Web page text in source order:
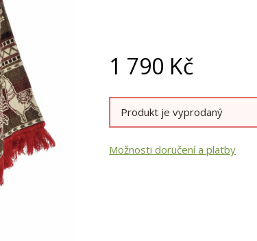
1 790 Kč
Produkt je vyprodaný
Možnosti doručení a platby